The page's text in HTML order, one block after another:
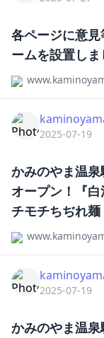
各ページに意
ームを設置しま
2025-07-19
かみのやま温
オープン！『
チモチちぢれ麺
2025-07-19
かみのやま温